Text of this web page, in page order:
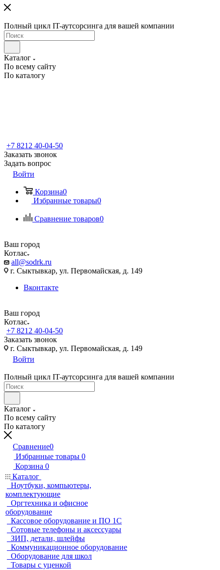
Полный цикл IT-аутсорсинга для вашей компании
Каталог
По всему сайту
По каталогу
+7 8212 40-04-50
Заказать звонок
Задать вопрос
Войти
Корзина0
Избранные товары0
Сравнение товаров0
Ваш город
Котлас
all@sodrk.ru
г. Сыктывкар, ул. Первомайская, д. 149
Вконтакте
Ваш город
Котлас
+7 8212 40-04-50
Заказать звонок
г. Сыктывкар, ул. Первомайская, д. 149
Войти
Полный цикл IT-аутсорсинга для вашей компании
Каталог
По всему сайту
По каталогу
Сравнение0
Избранные товары 0
Корзина 0
Каталог
Ноутбуки, компьютеры,
комплектующие
Оргтехника и офисное
оборудование
Кассовое оборудование и ПО 1С
Сотовые телефоны и аксессуары
ЗИП, детали, шлейфы
Коммуникационное оборудование
Оборудование для школ
Товары с уценкой